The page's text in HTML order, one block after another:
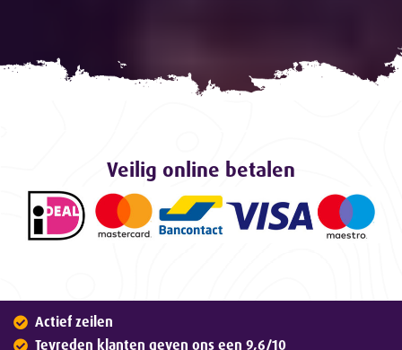
Veilig online betalen
Actief zeilen
Tevreden klanten geven ons een 9,6/10